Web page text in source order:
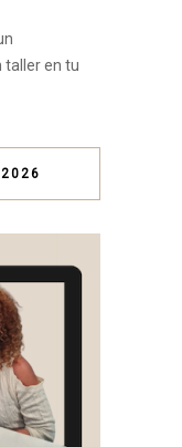
taller en tu
2026